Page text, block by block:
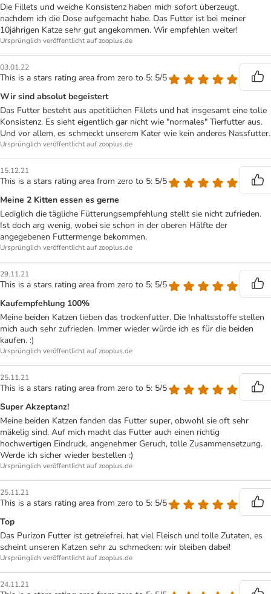
Die Fillets und weiche Konsistenz haben mich sofort überzeugt,
nachdem ich die Dose aufgemacht habe. Das Futter ist bei meiner
10jährigen Katze sehr gut angekommen. Wir empfehlen weiter!
Ursprünglich veröffentlicht auf zooplus.de
03.01.22
This is a stars rating area from zero to 5: 5/5
Wir sind absolut begeistert
Das Futter besteht aus apetitlichen Fillets und hat insgesamt eine tolle
Konsistenz. Es sieht eigentlich gar nicht wie "normales" Tierfutter aus.
Und vor allem, es schmeckt unserem Kater wie kein anderes Nassfutter.
Ursprünglich veröffentlicht auf zooplus.de
15.12.21
This is a stars rating area from zero to 5: 5/5
Meine 2 Kitten essen es gerne
Lediglich die tägliche Fütterungsempfehlung stellt sie nicht zufrieden.
Ist doch arg wenig, wobei sie schon in der oberen Hälfte der
angegebenen Futtermenge bekommen.
Ursprünglich veröffentlicht auf zooplus.de
29.11.21
This is a stars rating area from zero to 5: 5/5
Kaufempfehlung 100%
Meine beiden Katzen lieben das trockenfutter. Die Inhaltsstoffe stellen
mich auch sehr zufrieden. Immer wieder würde ich es für die beiden
kaufen. :)
Ursprünglich veröffentlicht auf zooplus.de
25.11.21
This is a stars rating area from zero to 5: 5/5
Super Akzeptanz!
Meine beiden Katzen fanden das Futter super, obwohl sie oft sehr
mäkelig sind. Auf mich macht das Futter auch einen richtig
hochwertigen Eindruck, angenehmer Geruch, tolle Zusammensetzung.
Werde ich sicher wieder bestellen :)
Ursprünglich veröffentlicht auf zooplus.de
25.11.21
This is a stars rating area from zero to 5: 5/5
Top
Das Purizon Futter ist getreiefrei, hat viel Fleisch und tolle Zutaten, es
scheint unseren Katzen sehr zu schmecken: wir bleiben dabei!
Ursprünglich veröffentlicht auf zooplus.de
24.11.21